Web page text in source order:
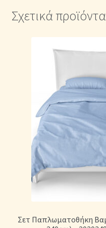
Σχετικά προϊόντα
Σετ Παπλωματοθήκη